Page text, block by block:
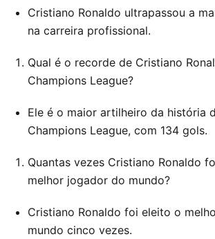
Cristiano Ronaldo ultrapassou a
na carreira profissional.
Qual é o recorde de Cristiano
Champions League?
Ele é o maior artilheiro da história
Champions League, com 134 gols.
Quantas vezes Cristiano Ronaldo
melhor jogador do mundo?
Cristiano Ronaldo foi eleito o
mundo cinco vezes.